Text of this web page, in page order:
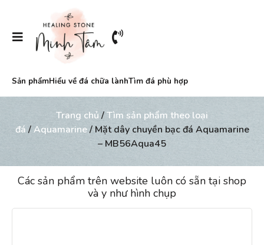
Sản phẩmHiểu về đá chữa lànhTìm đá phù hợp
Trang chủ /Tìm sản phẩm theo loại
đá /Aquamarine/ Mặt dây chuyền bạc đá Aquamarine
– MB56Aqua45
Các sản phẩm trên website luôn có sẵn tại shop
và y như hình chụp